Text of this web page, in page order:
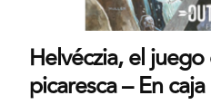
Helvéczia, el
picaresca – En caja